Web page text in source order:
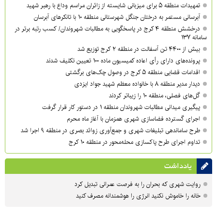
تمهیدات منطقه ۵ برای میزبانی شایسته از زائران مراسم وداع با رهبر شهید
آبرسانی مستمر به درختان جنگل شهرستانی منطقه ۱۰ با تانکرهای آبرسان
درخشش منطقه ۴ کرج در پاسخگویی به مطالبات شهروندان/ کسب رتبه برتر در
سامانه ۱۳۷
بیش از ۴۴۰۰ تن آسفالت در منطقه ۲ کرج توزیع شد
پرونده‌های دارای رأی اعاده کمیسیون ماده ۱۰۰ تعیین تکلیف شدند
اقدامات قضایی منطقه ۵ کرج در وصول چک‌های برگشتی
دیدار مدیر منطقه ۸ با خانواده معظم شهید جواد ایزدی
گل‌های فصلی، منطقه ۱۰ را زیباتر کردند
پیگیری میدانی مطالبات شهروندان منطقه ۱ در دستور کار قرار گرفت
اجرای گسترده فضاسازی شهری همزمان با آغاز ماه محرم
طرح ساماندهی تبلیغات شهری و جمع‌آوری زوائد بصری در منطقه ۹ اجرا شد
تداوم اجرای طرح پاکسازی محله‌محور در منطقه ۱۰ کرج
یادداشت
روایت شهری که بحران را به فرصت عمرانی تبدیل کرد
خانه را خاموش نکنید انرژی را هوشمندانه مصرف کنید